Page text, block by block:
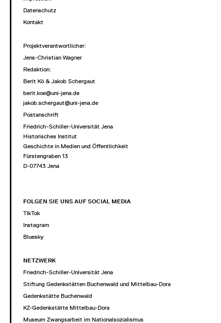
Datenschutz
Kontakt
Projektverantwortlicher:
Jens-Christian Wagner
Redaktion:
Berit Kö & Jakob Schergaut
berit.koe@uni-jena.de
jakob.schergaut@uni-jena.de
Postanschrift
Friedrich-Schiller-Universität Jena
Historisches Institut
Geschichte in Medien und Öffentlichkeit
Fürstengraben 13
D-07743 Jena
FOLGEN SIE UNS AUF SOCIAL MEDIA
TIkTok
Instagram
Bluesky
NETZWERK
Friedrich-Schiller-Universität Jena
Stiftung Gedenkstätten Buchenwald und Mittelbau-Dora
Gedenkstätte Buchenwald
KZ-Gedenkstätte Mittelbau-Dora
Museum Zwangsarbeit im Nationalsozialismus